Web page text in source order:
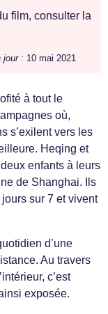
film, consulter la
jour : 10 mai 2021
à tout le
où,
s’exilent vers les
Heqing et
enfants à leurs
de Shanghai. Ils
sur 7 et vivent
d’une
Au travers
c’est
exposée.